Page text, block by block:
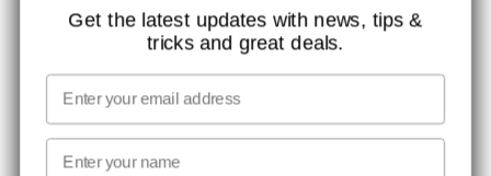
KONTAKT
JOB HOS CCBSAFETY
MEDIA
VI TAGER ANSVAR
NYHEDSBREV TILMELDING
Get the latest updates with news, tips &
tricks and great deals.
Email
First name